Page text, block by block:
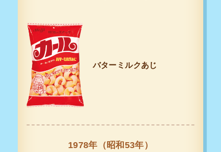
バターミルクあじ
1978年（昭和53年）